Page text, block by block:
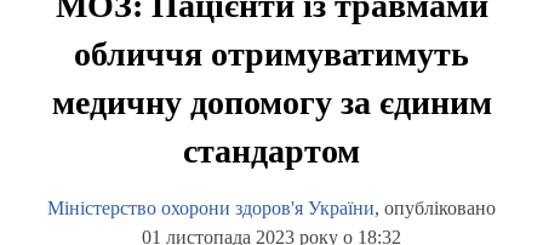
обличчя отримуватимуть
медичну допомогу за єдиним
стандартом
Міністерство охорони здоров'я України, опубліковано
01 листопада 2023 року о 18:32